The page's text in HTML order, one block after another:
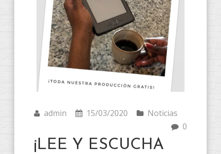
admin 15/03/2020
Noticias
0
¡LEE Y ESCUCHA